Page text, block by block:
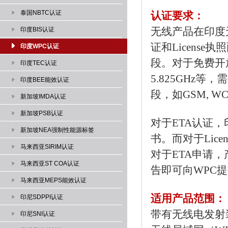
泰国NBTC认证
印度BIS认证
印度WPC认证
印度TEC认证
印度BEE能效认证
新加坡IMDA认证
新加坡PSB认证
新加坡NEA强制性能源标签
马来西亚SIRIM认证
马来西亚ST COA认证
马来西亚MEPS能效认证
印尼SDPPI认证
印尼SNI认证
认证要求：
无线产品在印度
证和License执
段。对于免费开
5.825GHz等，
段，如GSM,
对于ETA认证
书。而对于
对于ETA申请
告即可向WPC
适用产品范围：
带有无线电发